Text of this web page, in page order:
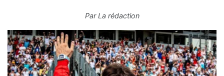
ParLa rédaction